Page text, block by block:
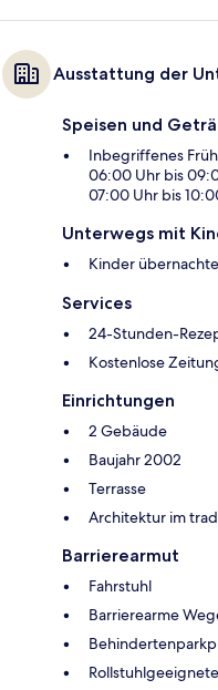
Ausstattung der
Speisen und
Inbegriffenes
06:00 Uhr bis
07:00 Uhr bis
Unterwegs mit
Kinder
Services
24-Stunden-
Kostenlose
Einrichtungen
2 Gebäude
Baujahr 2002
Terrasse
Architektur im
Barrierearmut
Fahrstuhl
Barrierearme